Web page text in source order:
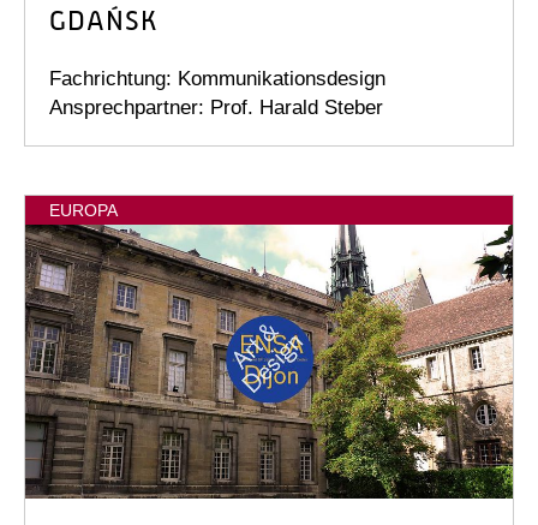
GDAŃSK
Fachrichtung: Kommunikationsdesign
Ansprechpartner: Prof. Harald Steber
EUROPA